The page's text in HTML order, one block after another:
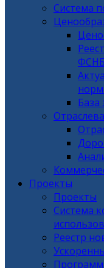
Система
ФСНБ
База
Проекты
Проекты
Система
Реестр